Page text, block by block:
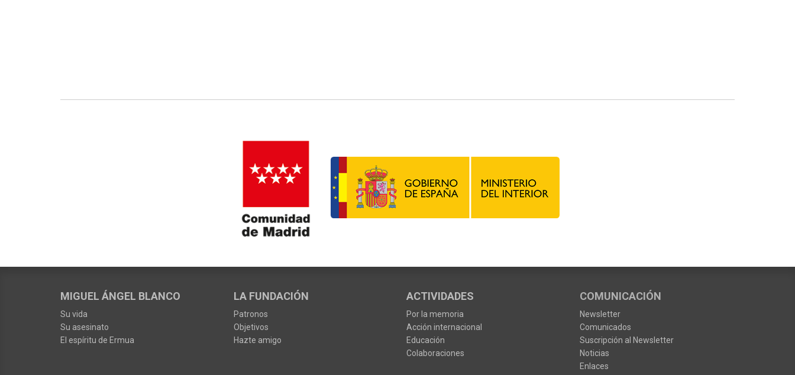
MIGUEL ÁNGEL BLANCO
Su vida
Su asesinato
El espíritu de Ermua
LA FUNDACIÓN
Patronos
Objetivos
Hazte amigo
ACTIVIDADES
Por la memoria
Acción internacional
Educación
Colaboraciones
COMUNICACIÓN
Newsletter
Comunicados
Suscripción al Newsletter
Noticias
Enlaces